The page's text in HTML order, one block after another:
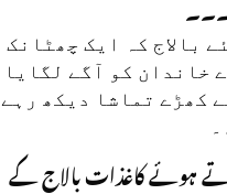
بالاج کہ ایک چھٹانک
خاندان کو آگے لگایا
کھڑے تماشا دیکھ رہے
ہوئے کاغذات بالاج کے